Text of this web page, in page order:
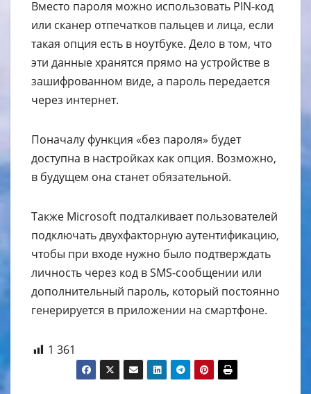
Вместо пароля можно использовать PIN-код
или сканер отпечатков пальцев и лица, если
такая опция есть в ноутбуке. Дело в том, что
эти данные хранятся прямо на устройстве в
зашифрованном виде, а пароль передается
через интернет.
Поначалу функция «без пароля» будет
доступна в настройках как опция. Возможно,
в будущем она станет обязательной.
Также Microsoft подталкивает пользователей
подключать двухфакторную аутентификацию,
чтобы при входе нужно было подтверждать
личность через код в SMS-сообщении или
дополнительный пароль, который постоянно
генерируется в приложении на смартфоне.
1 361